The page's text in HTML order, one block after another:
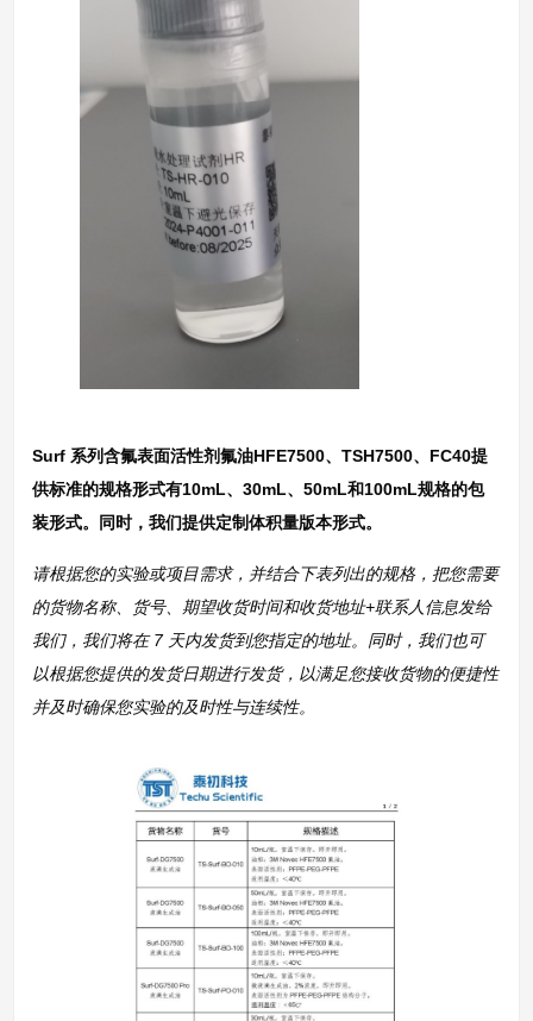
Surf 系列含氟表面活性剂氟油HFE7500、TSH7500、FC40提
供标准的规格形式有10mL、30mL、50mL和100mL规格的包
装形式。同时，我们提供定制体积量版本形式。
请根据您的实验或项目需求，并结合下表列出的规格，把您需要
的货物名称、货号、期望收货时间和收货地址+联系人信息发给
我们，我们将在 7 天内发货到您指定的地址。同时，我们也可
以根据您提供的发货日期进行发货，以满足您接收货物的便捷性
并及时确保您实验的及时性与连续性。